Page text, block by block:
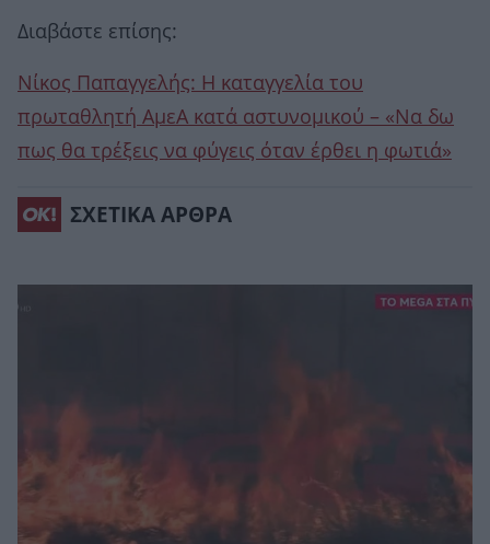
Διαβάστε επίσης:
Νίκος Παπαγγελής: Η καταγγελία του
πρωταθλητή ΑμεΑ κατά αστυνομικού – «Να δω
πως θα τρέξεις να φύγεις όταν έρθει η φωτιά»
ΣΧΕΤΙΚΑ ΑΡΘΡΑ